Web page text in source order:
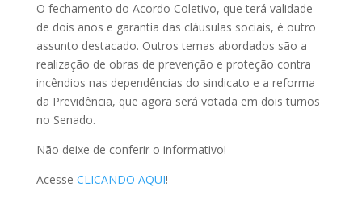
O fechamento do Acordo Coletivo, que terá validade
de dois anos e garantia das cláusulas sociais, é outro
assunto destacado. Outros temas abordados são a
realização de obras de prevenção e proteção contra
incêndios nas dependências do sindicato e a reforma
da Previdência, que agora será votada em dois turnos
no Senado.
Não deixe de conferir o informativo!
Acesse CLICANDO AQUI!